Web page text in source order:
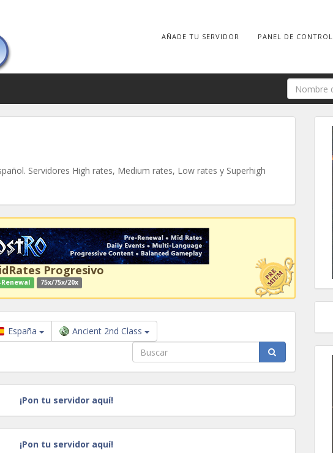
AÑADE TU SERVIDOR PANEL DE CONTROL
Servidores High rates, Medium rates, Low rates y Superhigh
Progresivo
Renewal 75x/75x/20x
España Ancient 2nd Class
¡Pon tu servidor aquí!
¡Pon tu servidor aquí!